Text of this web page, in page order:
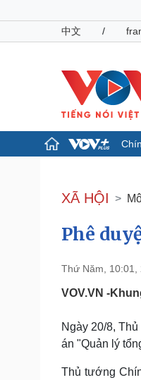
中文
/
Đảng
Tổ chức nhân sự
Nhận diện sự
Pháp luật
Tin nóng
Tư vấn luật
XÃ HỘI
Phê
Thứ Năm, 10:01,
VOV.VN -
Ngày 20/8,
án "Quản lý
Thủ tướng